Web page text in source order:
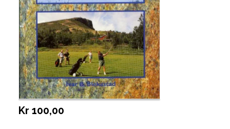
Kr 100,00